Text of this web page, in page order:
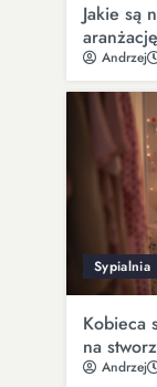
Jakie są
Andrzej
Sypialnia
Kobieca
na
Andrzej